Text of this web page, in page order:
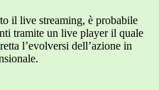
il live streaming, è probabile
tramite un live player il quale
l’evolversi dell’azione in